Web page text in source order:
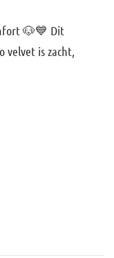
🐶💙 Dit
velvet is zacht,